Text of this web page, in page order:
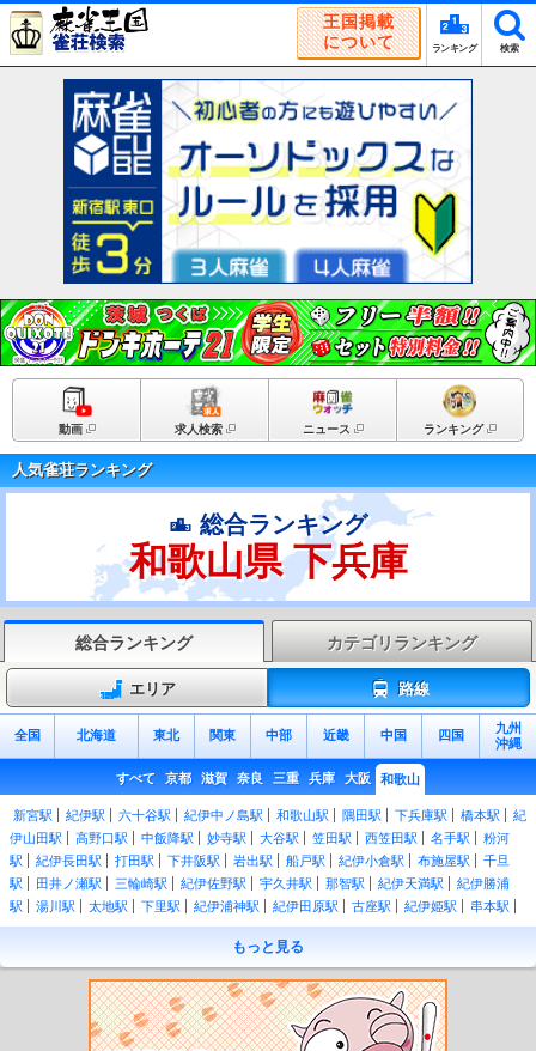
王国掲載
について
ランキング 検索
動画 求人検索 ニュース ランキング
人気雀荘ランキング
総合ランキング
和歌山県 下兵庫
総合ランキング カテゴリランキング
エリア 路線
全国 北海道 東北 関東 中部 近畿 中国 四国
九州
沖縄
すべて 京都 滋賀 奈良 三重 兵庫 大阪 和歌山
新宮駅 紀伊駅 六十谷駅 紀伊中ノ島駅 和歌山駅 隅田駅 下兵庫駅 橋本駅
紀
伊山田駅
高野口駅 中飯降駅 妙寺駅 大谷駅 笠田駅 西笠田駅 名手駅
粉河
駅
紀伊長田駅 打田駅 下井阪駅 岩出駅 船戸駅 紀伊小倉駅 布施屋駅
千旦
駅
田井ノ瀬駅 三輪崎駅 紀伊佐野駅 宇久井駅 那智駅 紀伊天満駅
紀伊勝浦
駅
湯川駅 太地駅 下里駅 紀伊浦神駅 紀伊田原駅 古座駅 紀伊姫駅
串本駅
紀伊有田駅
田並駅 田子駅 和深駅 江住駅 見老津駅 周参見駅 紀伊日置駅
椿
紀伊新庄駅 紀伊田辺駅
駅
切目駅 印南駅 稲原駅 和佐駅 道成寺駅 御坊駅 紀伊内原駅
紀伊由良駅
広川ビーチ駅
湯浅駅 藤並駅 紀伊宮原駅 箕島駅 初島駅 下津駅
海南駅 黒江駅 紀三井寺駅 宮前駅 紀和駅 和歌山市駅 紀ノ川駅
和歌山港駅 東松江駅 中松江駅 八幡前駅 西ノ庄駅 二里ヶ浜駅
もっと見る